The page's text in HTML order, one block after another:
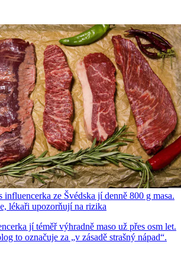
influencerka ze Švédska jí denně 800 g masa.
lékaři upozorňují na rizika
jí téměř výhradně maso už přes osm let.
to označuje za „v zásadě strašný nápad“.